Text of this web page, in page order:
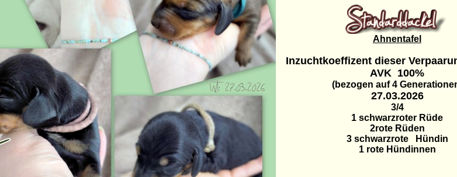
Ahnentafel
Inzuchtkoeffizent dieser
AVK 100%
(bezogen auf 4
27.03.2026
3/4
1 schwarzroter Rüde
2rote Rüden
3 schwarzrote Hündin
1 rote Hündinnen